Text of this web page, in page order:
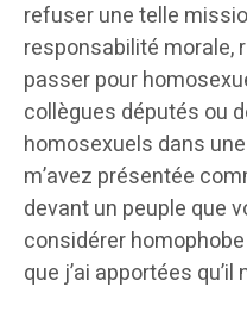
refuser une telle
responsabilité morale,
passer pour
collègues députés ou
homosexuels dans
m’avez présentée
devant un peuple que
considérer
que j’ai apportées qu’il